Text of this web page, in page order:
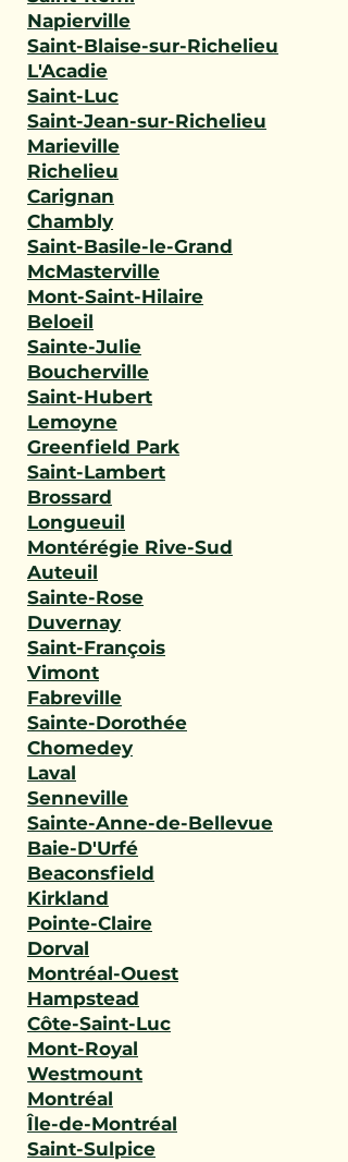
Napierville
Saint-Blaise-sur-Richelieu
L'Acadie
Saint-Luc
Saint-Jean-sur-Richelieu
Marieville
Richelieu
Carignan
Chambly
Saint-Basile-le-Grand
McMasterville
Mont-Saint-Hilaire
Beloeil
Sainte-Julie
Boucherville
Saint-Hubert
Lemoyne
Greenfield Park
Saint-Lambert
Brossard
Longueuil
Montérégie Rive-Sud
Auteuil
Sainte-Rose
Duvernay
Saint-François
Vimont
Fabreville
Sainte-Dorothée
Chomedey
Laval
Senneville
Sainte-Anne-de-Bellevue
Baie-D'Urfé
Beaconsfield
Kirkland
Pointe-Claire
Dorval
Montréal-Ouest
Hampstead
Côte-Saint-Luc
Mont-Royal
Westmount
Montréal
Île-de-Montréal
Saint-Sulpice